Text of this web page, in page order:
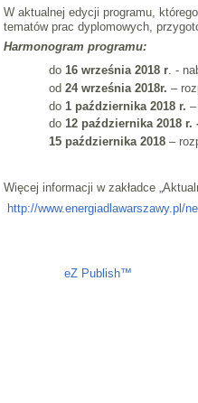
W aktualnej edycji programu,
tematów prac dyplomowych,
Harmonogram programu:
do 16 września 2018 r. -
od 24 września 2018r. –
do 1 października 2018 r.
do 12 października 2018 r.
15 października 2018–
Więcej informacji w zakładce
http://www.energiadlawarszawy.pl/
eZ Publish™